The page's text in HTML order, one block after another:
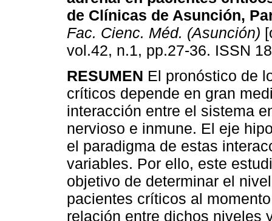
de Clínicas de Asunción,
Fac. Cienc. Méd. (Asunción)
vol.42, n.1, pp.27-36. ISSN
RESUMEN El pronóstico de
críticos depende en gran
interacción entre el sistema
nervioso e inmune. El eje
el paradigma de estas
variables. Por ello, este
objetivo de determinar el
pacientes críticos al
relación entre dichos niveles